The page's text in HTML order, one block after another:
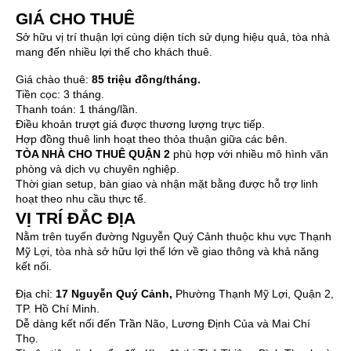
GIÁ CHO THUÊ
Sở hữu vị trí thuận lợi cùng diện tích sử dụng hiệu quả, tòa nhà
mang đến nhiều lợi thế cho khách thuê.
Giá chào thuê: 85 triệu đồng/tháng.
Tiền cọc: 3 tháng.
Thanh toán: 1 tháng/lần.
Điều khoản trượt giá được thương lượng trực tiếp.
Hợp đồng thuê linh hoạt theo thỏa thuận giữa các bên.
TÒA NHÀ CHO THUÊ QUẬN 2 phù hợp với nhiều mô hình văn
phòng và dịch vụ chuyên nghiệp.
Thời gian setup, bàn giao và nhận mặt bằng được hỗ trợ linh
hoạt theo nhu cầu thực tế.
VỊ TRÍ ĐẮC ĐỊA
Nằm trên tuyến đường Nguyễn Quý Cảnh thuộc khu vực Thạnh
Mỹ Lợi, tòa nhà sở hữu lợi thế lớn về giao thông và khả năng
kết nối.
Địa chỉ: 17 Nguyễn Quý Cảnh, Phường Thạnh Mỹ Lợi, Quận 2,
TP. Hồ Chí Minh.
Dễ dàng kết nối đến Trần Não, Lương Định Của và Mai Chí
Thọ.